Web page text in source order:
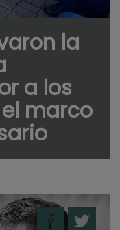
la
a los
marco